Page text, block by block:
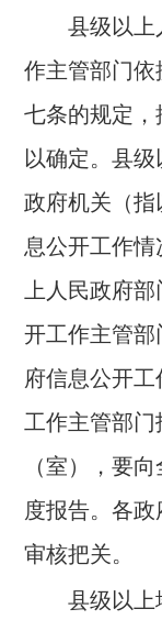
县级以上
作主管部门
七条的规定，
以确定。县
政府机关（
息公开工作
上人民政府
开工作主管
府信息公开
工作主管部
（室），要
度报告。各
审核把关。
县级以上